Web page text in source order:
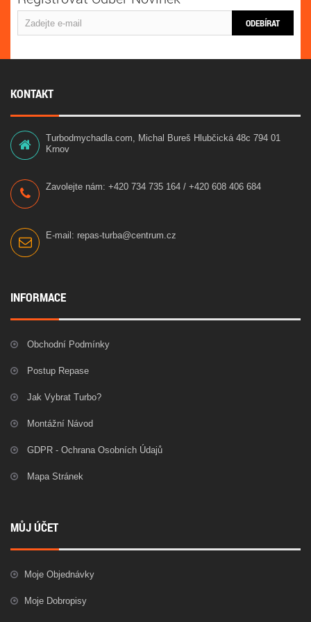
ODEBÍRAT
KONTAKT
Turbodmychadla.com, Michal Bureš Hlubčická 48c 794 01
Krnov
Zavolejte nám: +420 734 735 164 / +420 608 406 684
E-mail: repas-turba@centrum.cz
INFORMACE
Obchodní Podmínky
Postup Repase
Jak Vybrat Turbo?
Montážní Návod
GDPR - Ochrana Osobních Údajů
Mapa Stránek
MŮJ ÚČET
Moje Objednávky
Moje Dobropisy